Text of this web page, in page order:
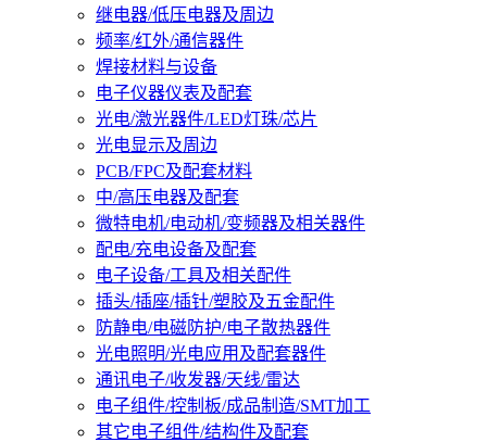
继电器/低压电器及周边
频率/红外/通信器件
焊接材料与设备
电子仪器仪表及配套
光电/激光器件/LED灯珠/芯片
光电显示及周边
PCB/FPC及配套材料
中/高压电器及配套
微特电机/电动机/变频器及相关器件
配电/充电设备及配套
电子设备/工具及相关配件
插头/插座/插针/塑胶及五金配件
防静电/电磁防护/电子散热器件
光电照明/光电应用及配套器件
通讯电子/收发器/天线/雷达
电子组件/控制板/成品制造/SMT加工
其它电子组件/结构件及配套